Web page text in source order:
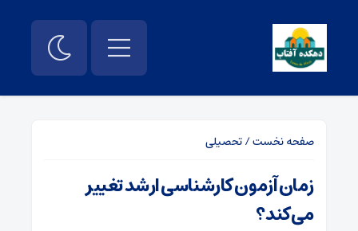
صفحه نخست/تحصیلی
زمان آزمون کارشناسی ارشد تغییر
می‌کند؟